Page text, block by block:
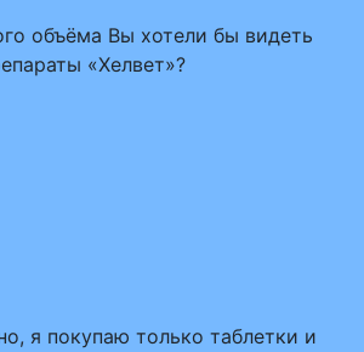
объёма Вы хотели бы видеть
«Хелвет»?
я покупаю только таблетки и